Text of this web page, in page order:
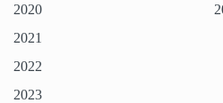
2020
2021
2022
2023